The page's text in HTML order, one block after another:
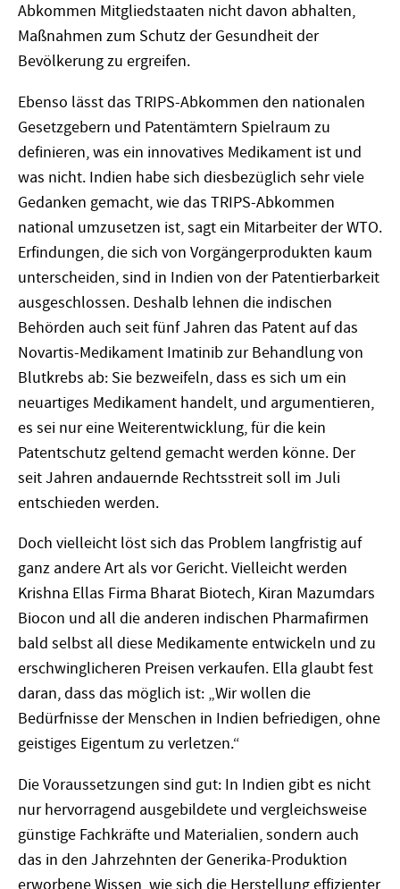
Abkommen Mitgliedstaaten nicht davon abhalten,
Maßnahmen zum Schutz der Gesundheit der
Bevölkerung zu ergreifen.
Ebenso lässt das TRIPS-Abkommen den nationalen
Gesetzgebern und Patentämtern Spielraum zu
definieren, was ein innovatives Medikament ist und
was nicht. Indien habe sich diesbezüglich sehr viele
Gedanken gemacht, wie das TRIPS-Abkommen
national umzusetzen ist, sagt ein Mitarbeiter der WTO.
Erfindungen, die sich von Vorgängerprodukten kaum
unterscheiden, sind in Indien von der Patentierbarkeit
ausgeschlossen. Deshalb lehnen die indischen
Behörden auch seit fünf Jahren das Patent auf das
Novartis-Medikament Imatinib zur Behandlung von
Blutkrebs ab: Sie bezweifeln, dass es sich um ein
neuartiges Medikament handelt, und argumentieren,
es sei nur eine Weiterentwicklung, für die kein
Patentschutz geltend gemacht werden könne. Der
seit Jahren andauernde Rechtsstreit soll im Juli
entschieden werden.
Doch vielleicht löst sich das Problem langfristig auf
ganz andere Art als vor Gericht. Vielleicht werden
Krishna Ellas Firma Bharat Biotech, Kiran Mazumdars
Biocon und all die anderen indischen Pharmafirmen
bald selbst all diese Medikamente entwickeln und zu
erschwinglicheren Preisen verkaufen. Ella glaubt fest
daran, dass das möglich ist: „Wir wollen die
Bedürfnisse der Menschen in Indien befriedigen, ohne
geistiges Eigentum zu verletzen.“
Die Voraussetzungen sind gut: In Indien gibt es nicht
nur hervorragend ausgebildete und vergleichsweise
günstige Fachkräfte und Materialien, sondern auch
das in den Jahrzehnten der Generika-Produktion